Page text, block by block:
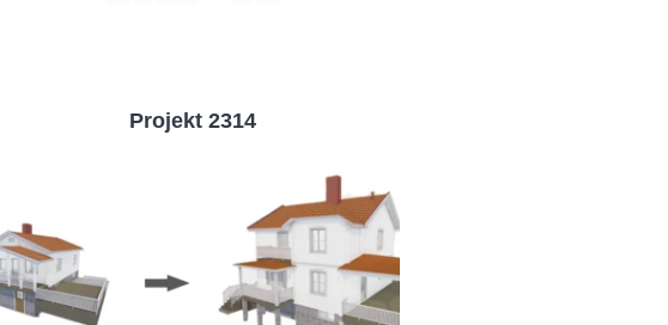
Projekt 2314